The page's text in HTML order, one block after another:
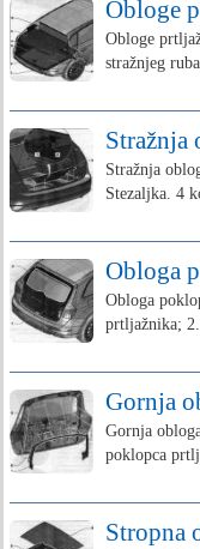
Obloge
Obloge
stražnjeg
Stražnja
Stražnja
Stezaljka. 4
Obloga
Obloga
prtljažnika;
Gornja
Gornja
poklopca
Stropna